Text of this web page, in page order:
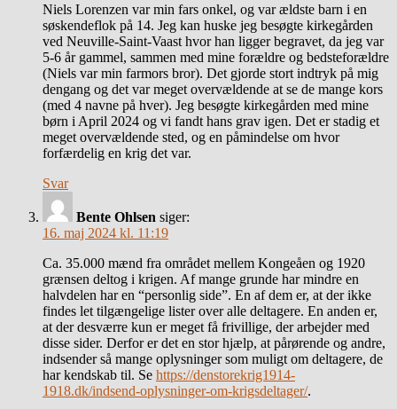
Niels Lorenzen var min fars onkel, og var ældste barn i en
søskendeflok på 14. Jeg kan huske jeg besøgte kirkegården
ved Neuville-Saint-Vaast hvor han ligger begravet, da jeg var
5-6 år gammel, sammen med mine forældre og bedsteforældre
(Niels var min farmors bror). Det gjorde stort indtryk på mig
dengang og det var meget overvældende at se de mange kors
(med 4 navne på hver). Jeg besøgte kirkegården med mine
børn i April 2024 og vi fandt hans grav igen. Det er stadig et
meget overvældende sted, og en påmindelse om hvor
forfærdelig en krig det var.
Svar
Bente Ohlsen siger:
16. maj 2024 kl. 11:19
Ca. 35.000 mænd fra området mellem Kongeåen og 1920
grænsen deltog i krigen. Af mange grunde har mindre en
halvdelen har en “personlig side”. En af dem er, at der ikke
findes let tilgængelige lister over alle deltagere. En anden er,
at der desværre kun er meget få frivillige, der arbejder med
disse sider. Derfor er det en stor hjælp, at pårørende og andre,
indsender så mange oplysninger som muligt om deltagere, de
har kendskab til. Se https://denstorekrig1914-
1918.dk/indsend-oplysninger-om-krigsdeltager/.